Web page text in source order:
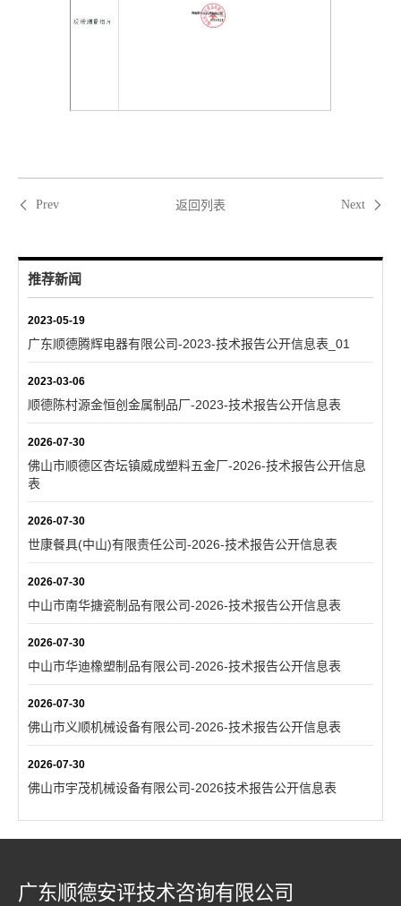
Prev 返回列表 Next
推荐新闻
2023-05-19
广东顺德腾辉电器有限公司-2023-技术报告公开信息表_01
2023-03-06
顺德陈村源金恒创金属制品厂-2023-技术报告公开信息表
2026-07-30
佛山市顺德区杏坛镇威成塑料五金厂-2026-技术报告公开信息
表
2026-07-30
世康餐具(中山)有限责任公司-2026-技术报告公开信息表
2026-07-30
中山市南华搪瓷制品有限公司-2026-技术报告公开信息表
2026-07-30
中山市华迪橡塑制品有限公司-2026-技术报告公开信息表
2026-07-30
佛山市义顺机械设备有限公司-2026-技术报告公开信息表
2026-07-30
佛山市宇茂机械设备有限公司-2026技术报告公开信息表
广东顺德安评技术咨询有限公司